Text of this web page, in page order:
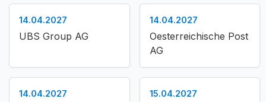
14.04.2027
UBS Group AG
14.04.2027
Oesterreichische Post
AG
14.04.2027 15.04.2027